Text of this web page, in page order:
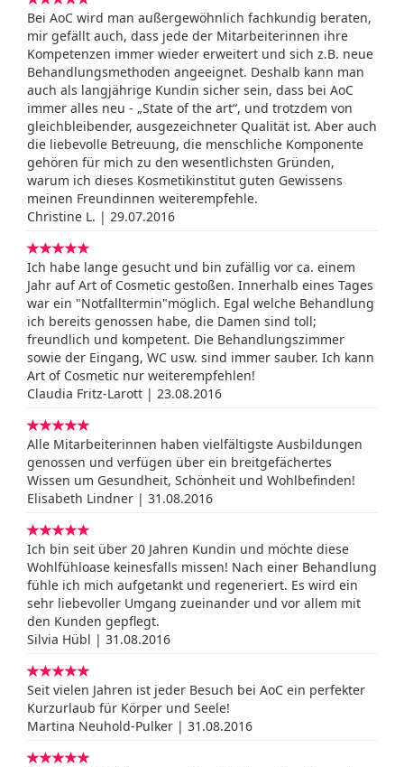
Bei AoC wird man außergewöhnlich fachkundig beraten,
mir gefällt auch, dass jede der Mitarbeiterinnen ihre
Kompetenzen immer wieder erweitert und sich z.B. neue
Behandlungsmethoden angeeignet. Deshalb kann man
auch als langjährige Kundin sicher sein, dass bei AoC
immer alles neu - „State of the art“, und trotzdem von
gleichbleibender, ausgezeichneter Qualität ist. Aber auch
die liebevolle Betreuung, die menschliche Komponente
gehören für mich zu den wesentlichsten Gründen,
warum ich dieses Kosmetikinstitut guten Gewissens
meinen Freundinnen weiterempfehle.
Christine L. | 29.07.2016
Ich habe lange gesucht und bin zufällig vor ca. einem
Jahr auf Art of Cosmetic gestoßen. Innerhalb eines Tages
war ein "Notfalltermin"möglich. Egal welche Behandlung
ich bereits genossen habe, die Damen sind toll;
freundlich und kompetent. Die Behandlungszimmer
sowie der Eingang, WC usw. sind immer sauber. Ich kann
Art of Cosmetic nur weiterempfehlen!
Claudia Fritz-Larott | 23.08.2016
Alle Mitarbeiterinnen haben vielfältigste Ausbildungen
genossen und verfügen über ein breitgefächertes
Wissen um Gesundheit, Schönheit und Wohlbefinden!
Elisabeth Lindner | 31.08.2016
Ich bin seit über 20 Jahren Kundin und möchte diese
Wohlfühloase keinesfalls missen! Nach einer Behandlung
fühle ich mich aufgetankt und regeneriert. Es wird ein
sehr liebevoller Umgang zueinander und vor allem mit
den Kunden gepflegt.
Silvia Hübl | 31.08.2016
Seit vielen Jahren ist jeder Besuch bei AoC ein perfekter
Kurzurlaub für Körper und Seele!
Martina Neuhold-Pulker | 31.08.2016